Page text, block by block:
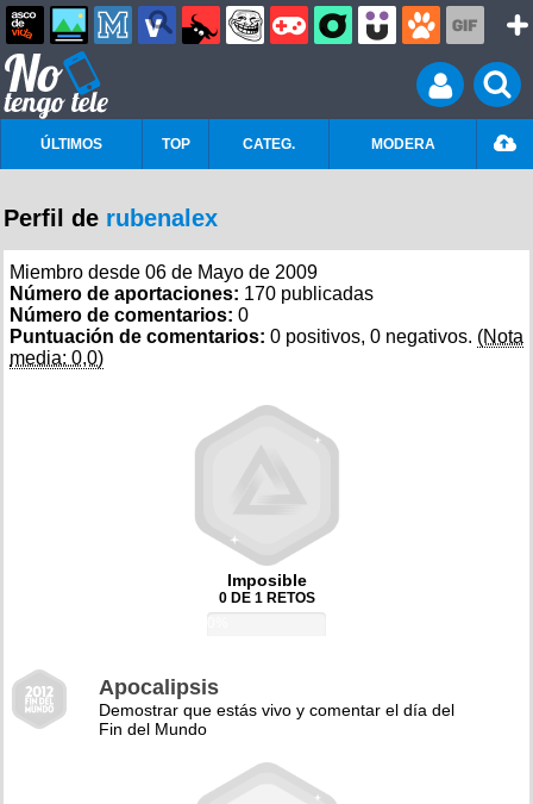
ÚLTIMOS TOP CATEG. MODERA
Perfil de rubenalex
Miembro desde 06 de Mayo de 2009
Número de aportaciones: 170 publicadas
Número de comentarios: 0
Puntuación de comentarios: 0 positivos, 0 negativos. (Nota
media: 0,0)
Imposible
0 DE 1 RETOS
Apocalipsis
Demostrar que estás vivo y comentar el día del
Fin del Mundo